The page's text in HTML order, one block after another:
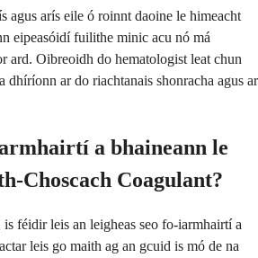
agus arís eile ó roinnt daoine le himeacht
eipeasóidí fuilithe minic acu nó má
ard. Oibreoidh do hematologist leat chun
dhíríonn ar do riachtanais shonracha agus ar
a bhaineann le
Choscach Coagulant?
féidir leis an leigheas seo fo-iarmhairtí a
leis go maith ag an gcuid is mó de na